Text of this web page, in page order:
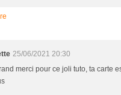
25/06/2021 20:30
merci pour ce joli tuto, ta carte